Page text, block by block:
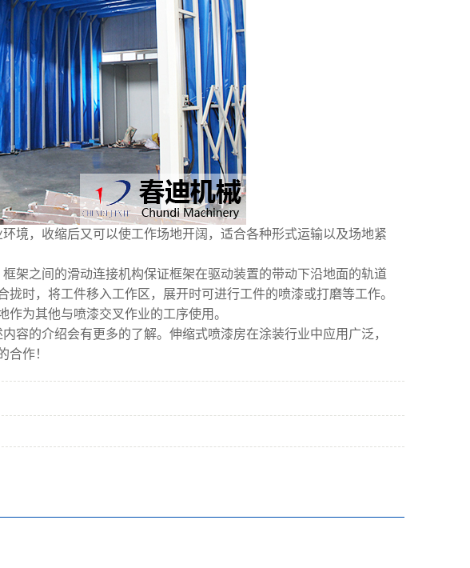
境，收缩后又可以使工作场地开阔，适合各种形式运输以及场地紧
架之间的滑动连接机构保证框架在驱动装置的带动下沿地面的轨道
时，将工件移入工作区，展开时可进行工件的喷漆或打磨等工作。
为其他与喷漆交叉作业的工序使用。
容的介绍会有更多的了解。伸缩式喷漆房在涂装行业中应用广泛，
合作！